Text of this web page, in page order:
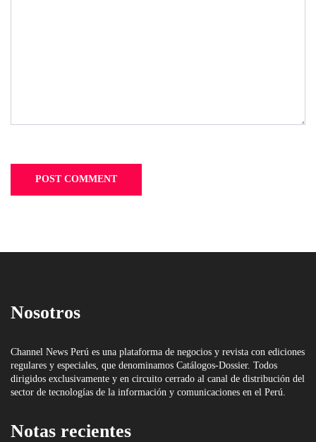
Nosotros
Channel News Perú es una plataforma de negocios y revista con ediciones
regulares y especiales, que denominamos Catálogos-Dossier. Todos
dirigidos exclusivamente y en circuito cerrado al canal de distribución del
sector de tecnologías de la información y comunicaciones en el Perú.
Notas recientes